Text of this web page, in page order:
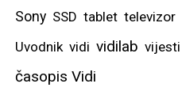
Sony SSD tablet televizor
Uvodnik vidi vidilab vijesti
časopis Vidi